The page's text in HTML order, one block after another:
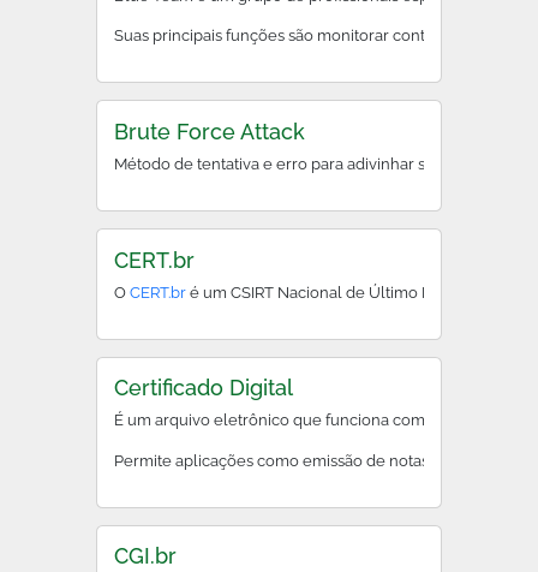
Suas principais funções são monitorar continuamente
Brute Force Attack
Método de tentativa e erro para adivinhar senhas ou
CERT.br
OCERT.br é um CSIRT Nacional de Último Recurso,
Certificado Digital
É um arquivo eletrônico que funciona como uma carteira
Permite aplicações como emissão de notas fiscais
CGI.br